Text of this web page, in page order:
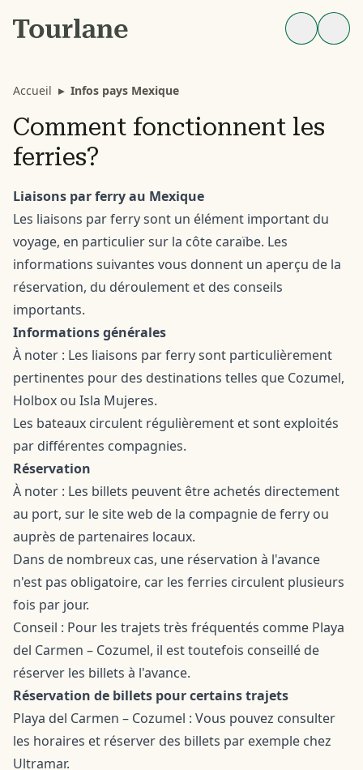
Accueil ▸ Infos pays Mexique
Comment fonctionnent les
ferries?
Liaisons par ferry au Mexique
Les liaisons par ferry sont un élément important du
voyage, en particulier sur la côte caraïbe. Les
informations suivantes vous donnent un aperçu de la
réservation, du déroulement et des conseils
importants.
Informations générales
À noter : Les liaisons par ferry sont particulièrement
pertinentes pour des destinations telles que Cozumel,
Holbox ou Isla Mujeres.
Les bateaux circulent régulièrement et sont exploités
par différentes compagnies.
Réservation
À noter : Les billets peuvent être achetés directement
au port, sur le site web de la compagnie de ferry ou
auprès de partenaires locaux.
Dans de nombreux cas, une réservation à l'avance
n'est pas obligatoire, car les ferries circulent plusieurs
fois par jour.
Conseil : Pour les trajets très fréquentés comme Playa
del Carmen – Cozumel, il est toutefois conseillé de
réserver les billets à l'avance.
Réservation de billets pour certains trajets
Playa del Carmen – Cozumel : Vous pouvez consulter
les horaires et réserver des billets par exemple chez
Ultramar.